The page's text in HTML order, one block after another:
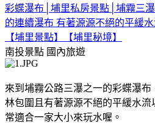
彩蝶瀑布│埔里私房景點│埔霧三
的連續瀑布 有著源源不絕的平緩
【埔里景點】【埔里秘境】
南投景點 國內旅遊
來到埔霧公路三瀑之一的彩蝶瀑
林包圍且有著源源不絕的平緩水
常適合一家大小來玩水喔。